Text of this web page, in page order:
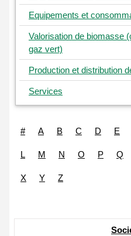
Equipements et
Valorisation de biomasse
gaz vert)
Production et distribution
Services
# A B C D E
L M N O P Q
X Y Z